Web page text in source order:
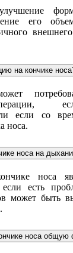
улучшение
его
на кончике
если со
носа.
носа на
носа
если есть
может быть
носа